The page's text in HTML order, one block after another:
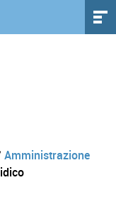
Amministrazione